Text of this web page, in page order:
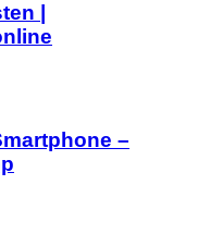
|
–